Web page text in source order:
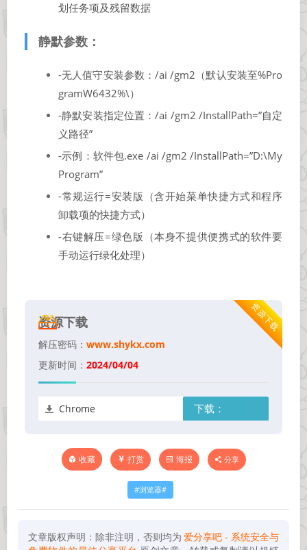
划任务项及残留数据
静默参数：
-无人值守安装参数：/ai /gm2（默认安装至%Pro
gramW6432%\）
-静默安装指定位置：/ai /gm2 /InstallPath=”自定
义路径”
-示例：软件包.exe /ai /gm2 /InstallPath=”D:\My
Program”
-常规运行=安装版（含开始菜单快捷方式和程序
卸载项的快捷方式）
-右键解压=绿色版（本身不提供便携式的软件要
手动运行绿化处理）
资源下载
资源下载
解压密码： www.shykx.com
更新时间： 2024/04/04
下载：
Chrome
收藏 打赏 海报 分享
浏览器
文章版权声明：除非注明，否则均为 爱分享吧 - 系统安全与